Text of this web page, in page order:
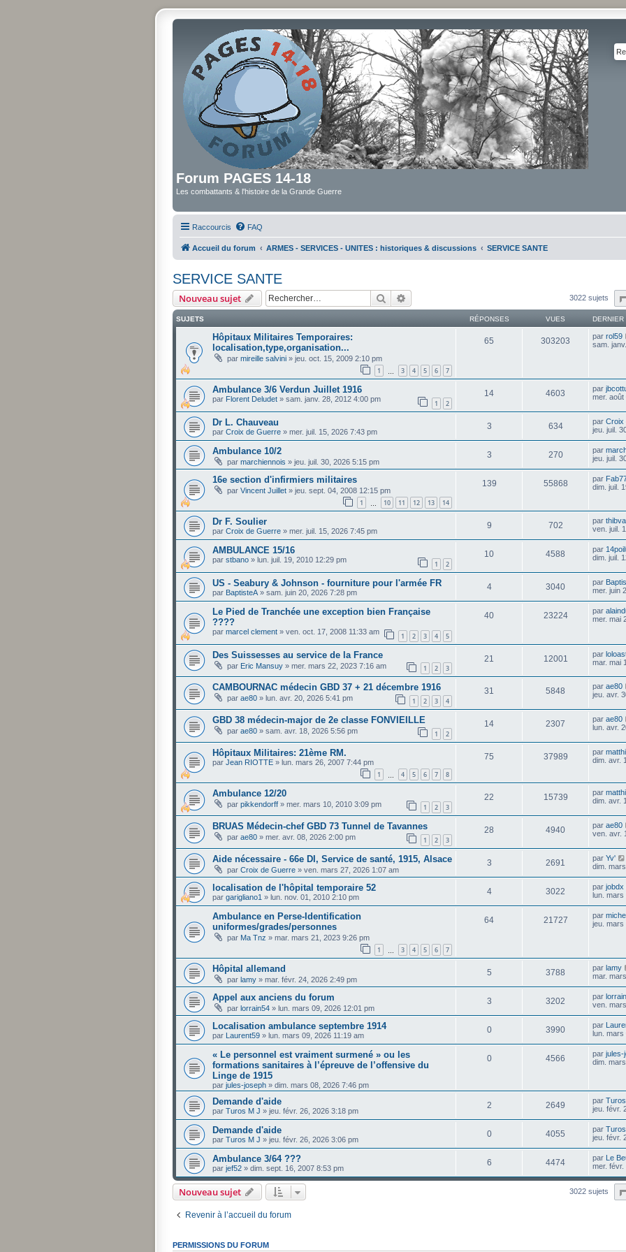
Forum PAGES 14-18
Les combattants & l'histoire de la Grande Guerre
Raccourcis FAQ
Accueil du forum ARMES - SERVICES - UNITES : historiques & discussions SERVICE SANTE
SERVICE SANTE
Nouveau sujet Rechercher 3022 sujets
SUJETS RÉPONSES VUES
Hôpitaux Militaires Temporaires:
localisation,type,organisation...
par mireille salvini » jeu. oct. 15, 2009 2:10 pm
1 3 4 5 6 7
65 303203 par rol59
sam.
Ambulance 3/6 Verdun Juillet 1916
par Florent Deludet » sam. janv. 28, 2012 4:00 pm 1 2
14 4603 par
mer. août
Dr L. Chauveau
par Croix de Guerre » mer. juil. 15, 2026 7:43 pm
3 634 par Croix
jeu. juil.
Ambulance 10/2
par marchiennois » jeu. juil. 30, 2026 5:15 pm
3 270 par
jeu. juil.
16e section d'infirmiers militaires
par Vincent Juillet » jeu. sept. 04, 2008 12:15 pm
1 10 11 12 13 14
139 55868 par
dim. juil.
Dr F. Soulier
par Croix de Guerre » mer. juil. 15, 2026 7:45 pm
9 702 par thibval
ven. juil.
AMBULANCE 15/16
par stbano » lun. juil. 19, 2010 12:29 pm 1 2
10 4588 par
dim. juil.
US - Seabury & Johnson - fourniture pour l'armée FR
par BaptisteA » sam. juin 20, 2026 7:28 pm
4 3040 par
mer. juin
Le Pied de Tranchée une exception bien Française
????
par marcel clement » ven. oct. 17, 2008 11:33 am 1 2 3 4 5
40 23224 par
mer. mai
Des Suissesses au service de la France
par Eric Mansuy » mer. mars 22, 2023 7:16 am 1 2 3
21 12001 par
mar. mai
CAMBOURNAC médecin GBD 37 + 21 décembre 1916
par ae80 » lun. avr. 20, 2026 5:41 pm 1 2 3 4
31 5848 par ae80
jeu. avr.
GBD 38 médecin-major de 2e classe FONVIEILLE
par ae80 » sam. avr. 18, 2026 5:56 pm 1 2
14 2307 par ae80
lun. avr.
Hôpitaux Militaires: 21ème RM.
par Jean RIOTTE » lun. mars 26, 2007 7:44 pm
1 4 5 6 7 8
75 37989 par
dim. avr.
Ambulance 12/20
par pikkendorff » mer. mars 10, 2010 3:09 pm 1 2 3
22 15739 par
dim. avr.
BRUAS Médecin-chef GBD 73 Tunnel de Tavannes
par ae80 » mer. avr. 08, 2026 2:00 pm 1 2 3
28 4940 par ae80
ven. avr.
Aide nécessaire - 66e DI, Service de santé, 1915, Alsace
par Croix de Guerre » ven. mars 27, 2026 1:07 am
3 2691 par Yv'
dim.
localisation de l'hôpital temporaire 52
par garigliano1 » lun. nov. 01, 2010 2:10 pm
4 3022 par jobdx
lun. mars
Ambulance en Perse-Identification
uniformes/grades/personnes
par Ma Tnz » mar. mars 21, 2023 9:26 pm
1 3 4 5 6 7
64 21727 par
jeu. mars
Hôpital allemand
par lamy » mar. févr. 24, 2026 2:49 pm
5 3788 par lamy
mar.
Appel aux anciens du forum
par lorrain54 » lun. mars 09, 2026 12:01 pm
3 3202 par
ven.
Localisation ambulance septembre 1914
par Laurent59 » lun. mars 09, 2026 11:19 am
0 3990 par
lun. mars
« Le personnel est vraiment surmené » ou les
formations sanitaires à l’épreuve de l’offensive du
Linge de 1915
par jules-joseph » dim. mars 08, 2026 7:46 pm
0 4566 par jules-
dim.
Demande d'aide
par Turos M J » jeu. févr. 26, 2026 3:18 pm
2 2649 par
jeu. févr.
Demande d'aide
par Turos M J » jeu. févr. 26, 2026 3:06 pm
0 4055 par
jeu. févr.
Ambulance 3/64 ???
par jef52 » dim. sept. 16, 2007 8:53 pm
6 4474 par Le
mer. févr.
Nouveau sujet 3022 sujets
Revenir à l’accueil du forum
PERMISSIONS DU FORUM